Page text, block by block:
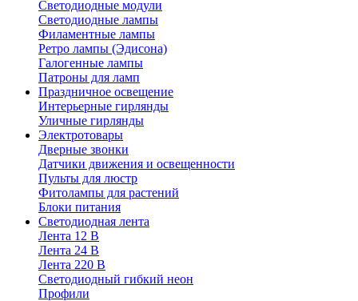
Светодиодные модули
Светодиодные лампы
Филаментные лампы
Ретро лампы (Эдисона)
Галогенные лампы
Патроны для ламп
Праздничное освещение
Интерьерные гирлянды
Уличные гирлянды
Электротовары
Дверные звонки
Датчики движения и освещенности
Пульты для люстр
Фитолампы для растений
Блоки питания
Светодиодная лента
Лента 12 В
Лента 24 В
Лента 220 В
Светодиодный гибкий неон
Профили